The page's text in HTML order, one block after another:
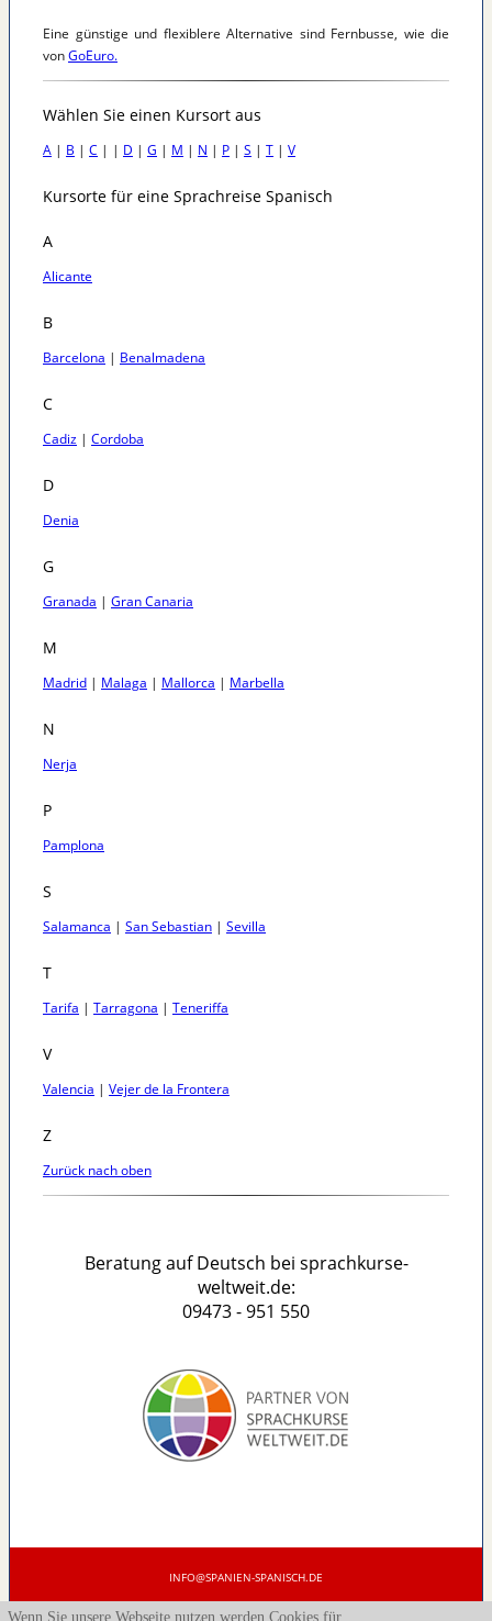
Wenn Sie unsere Webseite nutzen werden Cookies für
Eine günstige und flexiblere Alternative sind Fernbusse, wie die
vonGoEuro.
Wählen Sie einen Kursort aus
A | B | C | | D | G | M | N | P | S | T | V
Kursorte für eine Sprachreise Spanisch
A
Alicante
B
Barcelona | Benalmadena
C
Cadiz | Cordoba
D
Denia
G
Granada | Gran Canaria
M
Madrid | Malaga | Mallorca | Marbella
N
Nerja
P
Pamplona
S
Salamanca | San Sebastian | Sevilla
T
Tarifa | Tarragona | Teneriffa
V
Valencia | Vejer de la Frontera
Z
Zurück nach oben
Beratung auf Deutsch bei sprachkurse-
weltweit.de:
09473 - 951 550
INFO@SPANIEN-SPANISCH.DE
BERATUNG AUF DEUTSCH BEI SPRACHKURSE-WELTWEIT.DE: 09473 - 951 550